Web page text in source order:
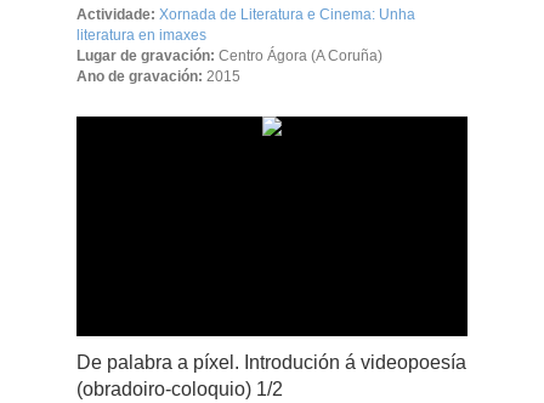
Actividade: Xornada de Literatura e Cinema: Unha
literatura en imaxes
Lugar de gravación: Centro Ágora (A Coruña)
Ano de gravación: 2015
De palabra a píxel. Introdución á videopoesía
(obradoiro-coloquio) 1/2